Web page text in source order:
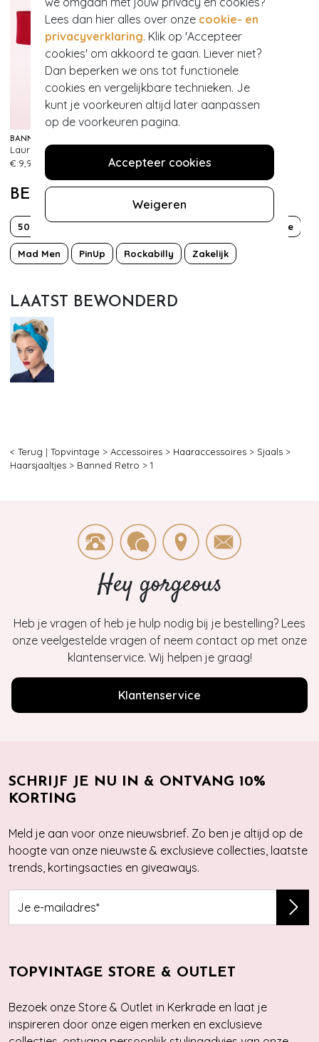
Lees dan hier alles over onze cookie- en
privacyverklaring. Klik op 'Accepteer
cookies' om akkoord te gaan. Liever niet?
Dan beperken we ons tot functionele
cookies en vergelijkbare technieken. Je
kunt je voorkeuren altijd later aanpassen
op de voorkeuren pagina.
Accepteer cookies
Weigeren
BANNED RETRO
€ 9,95
BEKIJK MEER VAN
50s Brigitte Bardot Classy chic Effen Grease
Mad Men PinUp Rockabilly Zakelijk
LAATST BEWONDERD
< Terug | Topvintage > Accessoires > Haaraccessoires > Sjaals >
Haarsjaaltjes > Banned Retro > 1
Hey gorgeous
Heb je vragen of heb je hulp nodig bij je bestelling? Lees
onze veelgestelde vragen of neem contact op met onze
klantenservice. Wij helpen je graag!
Klantenservice
SCHRIJF JE NU IN & ONTVANG 10%
KORTING
Meld je aan voor onze nieuwsbrief. Zo ben je altijd op de
hoogte van onze nieuwste & exclusieve collecties, laatste
trends, kortingsacties en giveaways.
TOPVINTAGE STORE & OUTLET
Bezoek onze Store & Outlet in Kerkrade en laat je
inspireren door onze eigen merken en exclusieve